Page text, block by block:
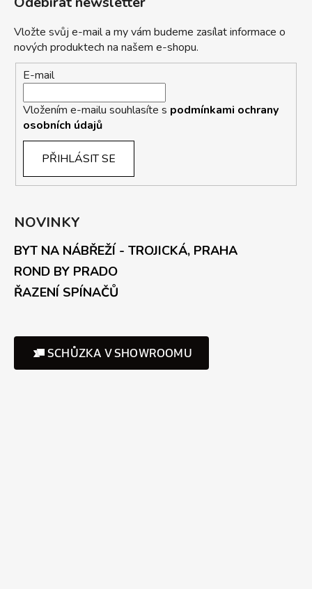
Vložte svůj e-mail a my vám budeme zasílat informace o
nových produktech na našem e-shopu.
E-mail
Vložením e-mailu souhlasíte s podmínkami ochrany
osobních údajů
PŘIHLÁSIT SE
NOVINKY
BYT NA NÁBŘEŽÍ - TROJICKÁ, PRAHA
ROND BY PRADO
ŘAZENÍ SPÍNAČŮ
SCHŮZKA V SHOWROOMU